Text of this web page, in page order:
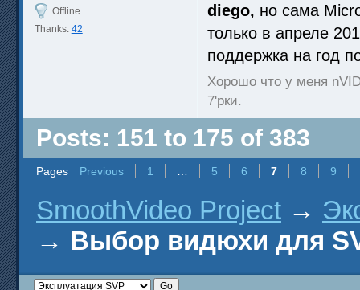
Offline
Thanks: 42
diego, но сама
только в апреле
поддержка на год
Хорошо что у меня
7'рки.
Posts: 151 to 175 of 383
Pages Previous 1 5 6 7 8 9
SmoothVideo Project →
→ Выбор видюхи для